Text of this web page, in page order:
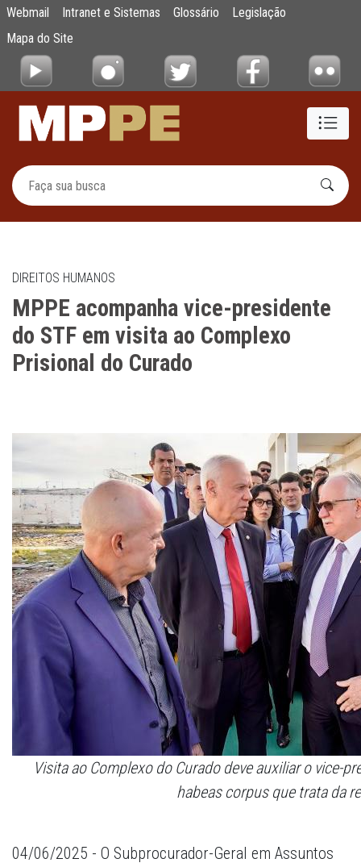
Pular para o Conteúdo principal
MPPE acompanha vice-presidente do STF
Webmail Intranet e Sistemas Glossário
Legislação
Mapa do Site
DIREITOS HUMANOS
MPPE acompanha vice-presidente
do STF em visita ao Complexo
Prisional do Curado
Visita ao Complexo do Curado deve auxiliar o vice-
habeas corpus que trata da
04/06/2025 - O Subprocurador-Geral em Assuntos